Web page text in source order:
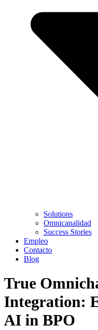
Solutions
Omnicanalidad
Success Stories
Empleo
Contacto
Blog
True
Integration:
AI in BPO